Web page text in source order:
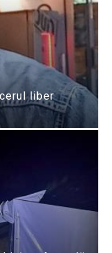
liber